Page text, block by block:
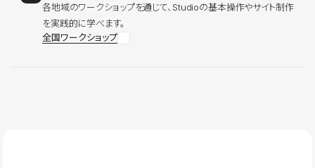
各地域のワークショップを通じて、Studioの基本操作やサイト制作
を実践的に学べます。
全国ワークショップ